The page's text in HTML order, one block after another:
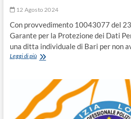
al
dell’ordinamento
militare.
12 Agosto 2024
Con provvedimento 10043077 del
Garante per la Protezione dei Dati
una ditta individuale di Bari per non
Leggi di piùTelecamere:
cartello
scatta
la
multa